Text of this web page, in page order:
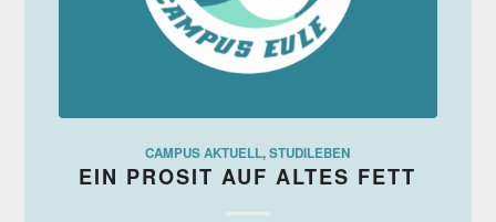
CAMPUS AKTUELL,STUDILEBEN
EIN PROSIT AUF ALTES FETT